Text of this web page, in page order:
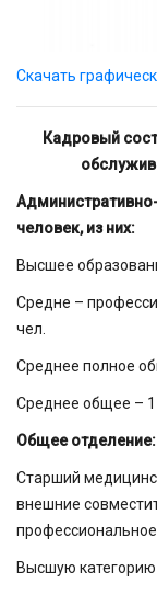
Скачать
Кадровый
человек, из них:
Высшее
Средне –
чел.
Среднее полное
Среднее общее –
Общее отделение:
Старший
внешние
Высшую категорию